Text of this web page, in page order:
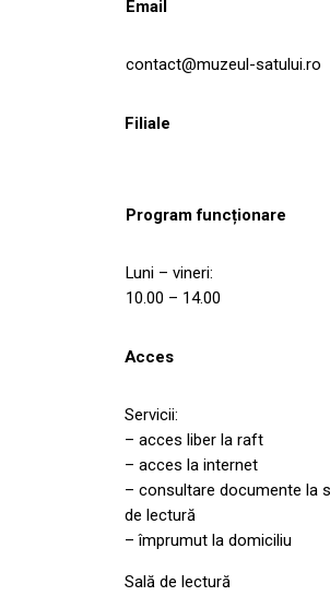
Email
contact@muzeul-satului.ro
Filiale
Program funcționare
Luni – vineri:
10.00 – 14.00
Acces
Servicii:
– acces liber la raft
– acces la internet
– consultare documente la
de lectură
– împrumut la domiciliu
Sală de lectură